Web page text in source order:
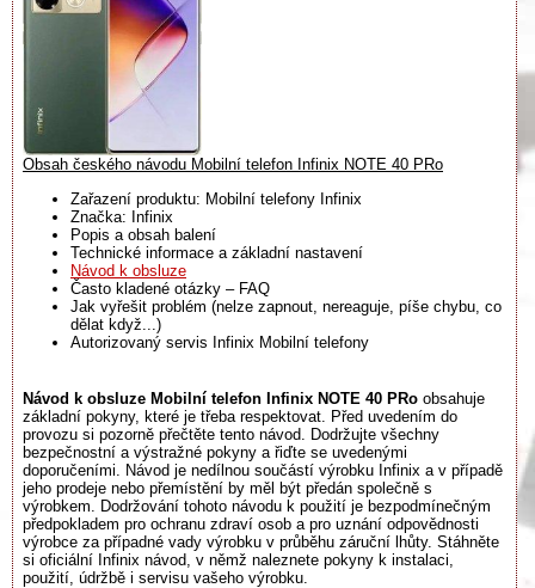
Obsah českého návodu Mobilní telefon Infinix NOTE 40 PRo
Zařazení produktu: Mobilní telefony Infinix
Značka: Infinix
Popis a obsah balení
Technické informace a základní nastavení
Návod k obsluze
Často kladené otázky – FAQ
Jak vyřešit problém (nelze zapnout, nereaguje, píše chybu, co
dělat když...)
Autorizovaný servis Infinix Mobilní telefony
Návod k obsluze Mobilní telefon Infinix NOTE 40 PRo obsahuje
základní pokyny, které je třeba respektovat. Před uvedením do
provozu si pozorně přečtěte tento návod. Dodržujte všechny
bezpečnostní a výstražné pokyny a řiďte se uvedenými
doporučeními. Návod je nedílnou součástí výrobku Infinix a v případě
jeho prodeje nebo přemístění by měl být předán společně s
výrobkem. Dodržování tohoto návodu k použití je bezpodmínečným
předpokladem pro ochranu zdraví osob a pro uznání odpovědnosti
výrobce za případné vady výrobku v průběhu záruční lhůty. Stáhněte
si oficiální Infinix návod, v němž naleznete pokyny k instalaci,
použití, údržbě i servisu vašeho výrobku.